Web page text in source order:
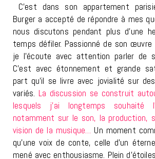
C’est dans son appartement
Burger a accepté de répondre à mes
nous discutons pendant plus d’une
temps défiler. Passionné de son
je l’écoute avec attention parler de
C’est avec étonnement et grande
part qu’il se livre avec jovialité sur
variés. La discussion se construit
lesquels j’ai longtemps souhaité
notamment sur le son, la production,
vision de la musique… Un moment
qu’une voix de conte, celle d’un
mené avec enthousiasme. Plein